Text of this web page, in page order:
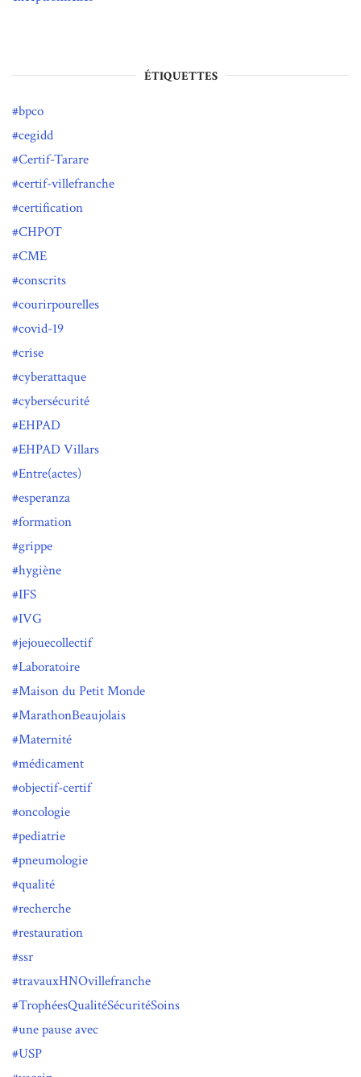
ÉTIQUETTES
bpco
cegidd
Certif-Tarare
certif-villefranche
certification
CHPOT
CME
conscrits
courirpourelles
covid-19
crise
cyberattaque
cybersécurité
EHPAD
EHPAD Villars
Entre(actes)
esperanza
formation
grippe
hygiène
IFS
IVG
jejouecollectif
Laboratoire
Maison du Petit Monde
MarathonBeaujolais
Maternité
médicament
objectif-certif
oncologie
pediatrie
pneumologie
qualité
recherche
restauration
ssr
travauxHNOvillefranche
TrophéesQualitéSécuritéSoins
une pause avec
USP